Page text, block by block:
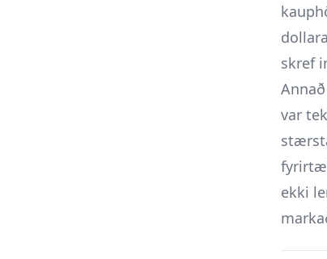
skref
var
ekki